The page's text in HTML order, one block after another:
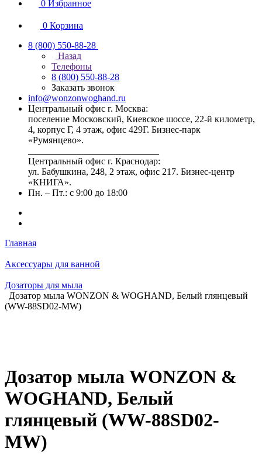
0 Избранное
0 Корзина
8 (800) 550-88-28
Назад
Телефоны
8 (800) 550-88-28
Заказать звонок
info@wonzonwoghand.ru
Центральный офис г. Москва:
поселение Московский, Киевское шоссе, 22-й километр,
4, корпус Г, 4 этаж, офис 429Г. Бизнес-парк
«Румянцево».
Центральный офис г. Краснодар:
ул. Бабушкина, 248, 2 этаж, офис 217. Бизнес-центр
«КНИГА».
Пн. – Пт.: с 9:00 до 18:00
Главная
Аксессуары для ванной
Дозаторы для мыла
Дозатор мыла WONZON & WOGHAND, Белый глянцевый
(WW-88SD02-MW)
Дозатор мыла WONZON &
WOGHAND, Белый
глянцевый (WW-88SD02-
MW)